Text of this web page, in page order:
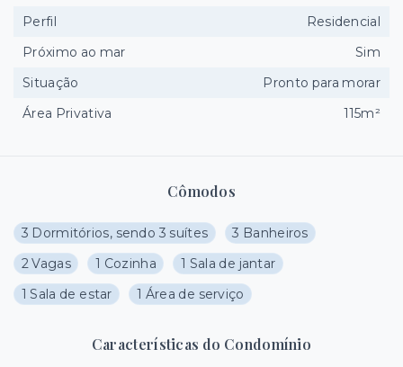
Cômodos
3 Dormitórios, sendo 3 suítes
3 Banheiros
2 Vagas
1 Cozinha
1 Sala de jantar
1 Sala de estar
1 Área de serviço
Características do Condomínio
Perfil
Residencial
Próximo ao mar
Sim
Situação
Pronto para morar
Área Privativa
115m²